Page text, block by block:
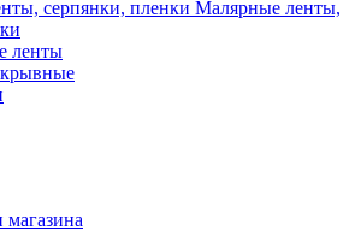
Малярные ленты,
ленты